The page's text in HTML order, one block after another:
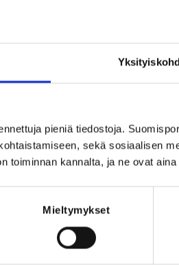
pieniä tiedostoja.
sekä sosiaalisen
toiminnan kannalta, ja ne ovat
Mieltymykset
at 23:59